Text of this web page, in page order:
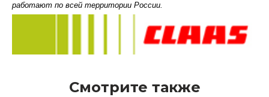
работают по всей территории России.
Смотрите также